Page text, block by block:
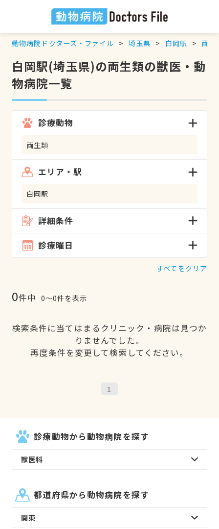
動物病院ドクターズ・ファイル 埼玉県 白岡駅 両生
白岡駅(埼玉県)の両生類の獣医・動
物病院一覧
診療動物
両生類
エリア・駅
白岡駅
詳細条件
診療曜日
すべてをクリア
0件中 0〜0件を表示
検索条件に当てはまるクリニック・病院は見つか
りませんでした。
再度条件を変更して検索してください。
1
診療動物から動物病院を探す
獣医科
都道府県から動物病院を探す
関東